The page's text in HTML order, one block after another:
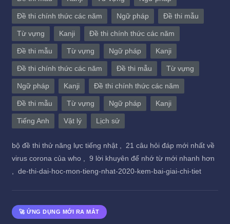
Đề thi chính thức các năm Ngữ pháp Đề thi mẫu
Từ vựng Kanji Đề thi chính thức các năm
Đề thi mẫu Từ vựng Ngữ pháp Kanji
Đề thi chính thức các năm Đề thi mẫu Từ vựng
Ngữ pháp Kanji Đề thi chính thức các năm
Đề thi mẫu Từ vựng Ngữ pháp Kanji
Tiếng Anh Vật lý Lịch sử
bộ đề thi thử năng lực tiếng nhật , 21 câu hỏi đáp mới nhất về
virus corona của who , 9 lời khuyên để nhớ từ mới nhanh hơn
, de-thi-dai-hoc-mon-tieng-nhat-2020-kem-bai-giai-chi-tiet
🚀 ỨNG DỤNG MỚI RA MẮT